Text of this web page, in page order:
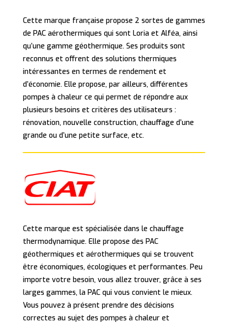
Cette marque française propose 2 sortes de gammes
de PAC aérothermiques qui sont Loria et Alféa, ainsi
qu’une gamme géothermique. Ses produits sont
reconnus et offrent des solutions thermiques
intéressantes en termes de rendement et
d’économie. Elle propose, par ailleurs, différentes
pompes à chaleur ce qui permet de répondre aux
plusieurs besoins et critères des utilisateurs :
rénovation, nouvelle construction, chauffage d’une
grande ou d’une petite surface, etc.
Cette marque est spécialisée dans le chauffage
thermodynamique. Elle propose des PAC
géothermiques et aérothermiques qui se trouvent
être économiques, écologiques et performantes. Peu
importe votre besoin, vous allez trouver, grâce à ses
larges gammes, la PAC qui vous convient le mieux.
Vous pouvez à présent prendre des décisions
correctes au sujet des pompes à chaleur et